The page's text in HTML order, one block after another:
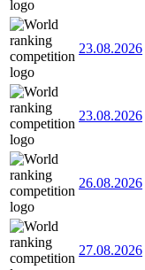
23.08.2026
23.08.2026
26.08.2026
27.08.2026